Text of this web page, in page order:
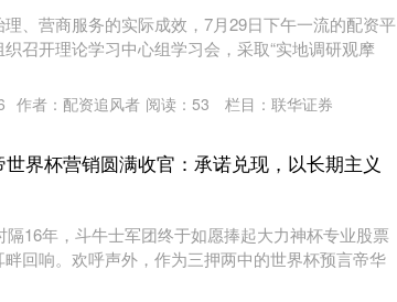
、营商服务的实际成效，7月29日下午一流的配资平
召开理论学习中心组学习会，采取“实地调研观摩
作者：配资追风者 阅读： 53 栏目： 联华证券
界杯营销圆满收官：承诺兑现，以长期主义
16年，斗牛士军团终于如愿捧起大力神杯专业股票
回响。欢呼声外，作为三押两中的世界杯预言帝华